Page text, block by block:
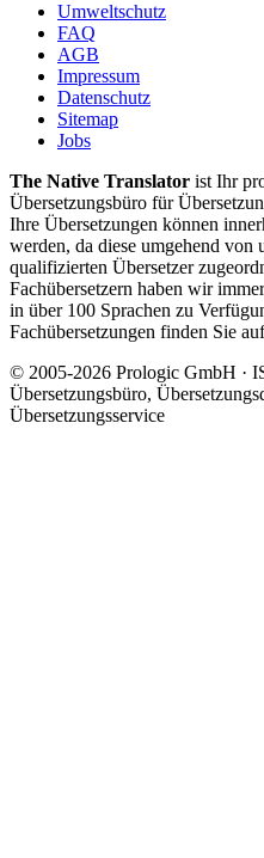
Umweltschutz
FAQ
AGB
Impressum
Datenschutz
Sitemap
Jobs
The Native Translator ist Ihr
Übersetzungsbüro für
Ihre Übersetzungen können
werden, da diese umgehend von
qualifizierten Übersetzer
Fachübersetzern haben wir
in über 100 Sprachen zu
Fachübersetzungen finden Sie
© 2005-2026 Prologic GmbH ·
Übersetzungsbüro,
Übersetzungsservice